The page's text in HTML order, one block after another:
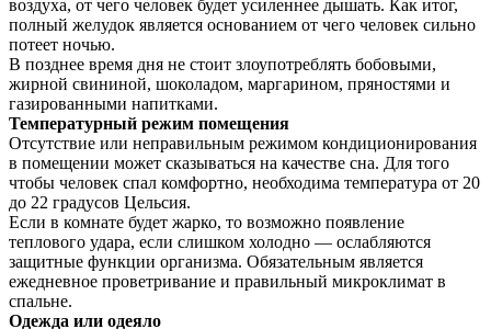
воздуха, от чего человек будет усиленнее дышать. Как итог,
полный желудок является основанием от чего человек сильно
потеет ночью.
В позднее время дня не стоит злоупотреблять бобовыми,
жирной свининой, шоколадом, маргарином, пряностями и
газированными напитками.
Температурный режим помещения
Отсутствие или неправильным режимом кондиционирования
в помещении может сказываться на качестве сна. Для того
чтобы человек спал комфортно, необходима температура от 20
до 22 градусов Цельсия.
Если в комнате будет жарко, то возможно появление
теплового удара, если слишком холодно — ослабляются
защитные функции организма. Обязательным является
ежедневное проветривание и правильный микроклимат в
спальне.
Одежда или одеяло